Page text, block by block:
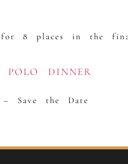
for 8 places in the
DINNER
Save the Date